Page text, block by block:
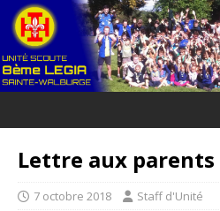
Lettre aux parents
7 octobre 2018 Staff d'Unité